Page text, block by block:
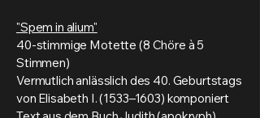
"Spem in alium"
40-stimmige Motette (8 Chöre à 5
Stimmen)
Vermutlich anlässlich des 40. Geburtstags
von Elisabeth I. (1533–1603) komponiert